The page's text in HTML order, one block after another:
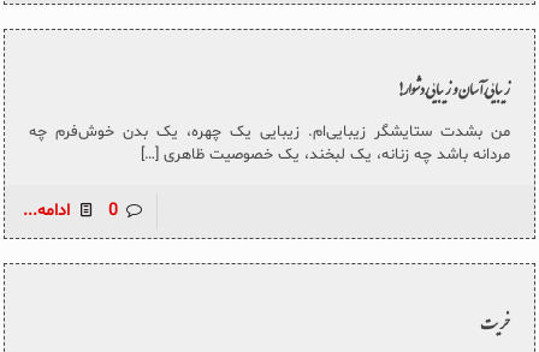
زیباییِ آسان و زیباییِ دشوار!
من بشدت ستایشگر زیبایی‌ام. زیبایی یک چهره، یک بدن خوش‌فرم چه
مردانه باشد چه زنانه، یک لبخند، یک خصوصیت ظاهری […]
0 ادامه...
خریت